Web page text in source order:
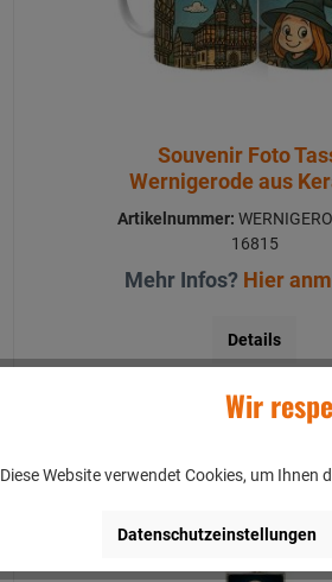
Souvenir Foto
Wernigerode aus
Ø8x9,5cm
Artikelnummer:
16815
Mehr Infos? Hier
Details
Wir
Diese Website verwendet Cookies, um
Datenschutzeinstellungen